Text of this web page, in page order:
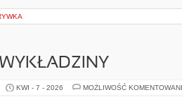
KWI - 7 - 2026 MOŻLIWOŚĆ